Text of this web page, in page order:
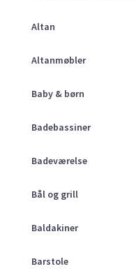
Altan
Altanmøbler
Baby & børn
Badebassiner
Badeværelse
Bål og grill
Baldakiner
Barstole